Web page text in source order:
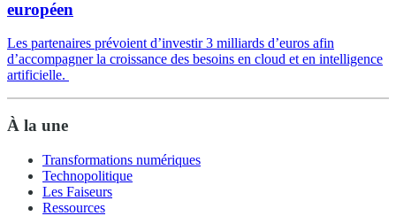
européen
Les partenaires prévoient d’investir 3 milliards d’euros afin
d’accompagner la croissance des besoins en cloud et en intelligence
artificielle.
À la une
Transformations numériques
Technopolitique
Les Faiseurs
Ressources